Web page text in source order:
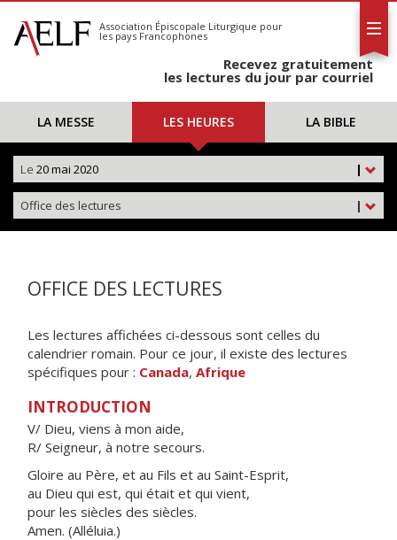
S'abonner
Calendrier
Association Épiscopale Liturgique pour
les pays Francophones
Recevez gratuitement
les lectures du jour par courriel
LA MESSE LES HEURES LA BIBLE
|
Le 20 mai 2020
|
Office des lectures
OFFICE DES LECTURES
Les lectures affichées ci-dessous sont celles du
calendrier romain. Pour ce jour, il existe des lectures
spécifiques pour : Canada, Afrique
INTRODUCTION
V/ Dieu, viens à mon aide,
R/ Seigneur, à notre secours.
Gloire au Père, et au Fils et au Saint-Esprit,
au Dieu qui est, qui était et qui vient,
pour les siècles des siècles.
Amen. (Alléluia.)